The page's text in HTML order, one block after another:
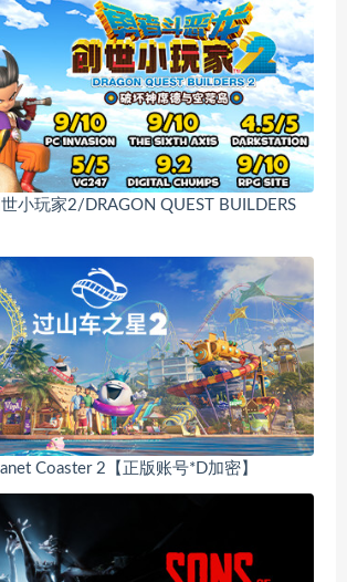
小玩家2/DRAGON QUEST BUILDERS
Coaster 2【正版账号*D加密】